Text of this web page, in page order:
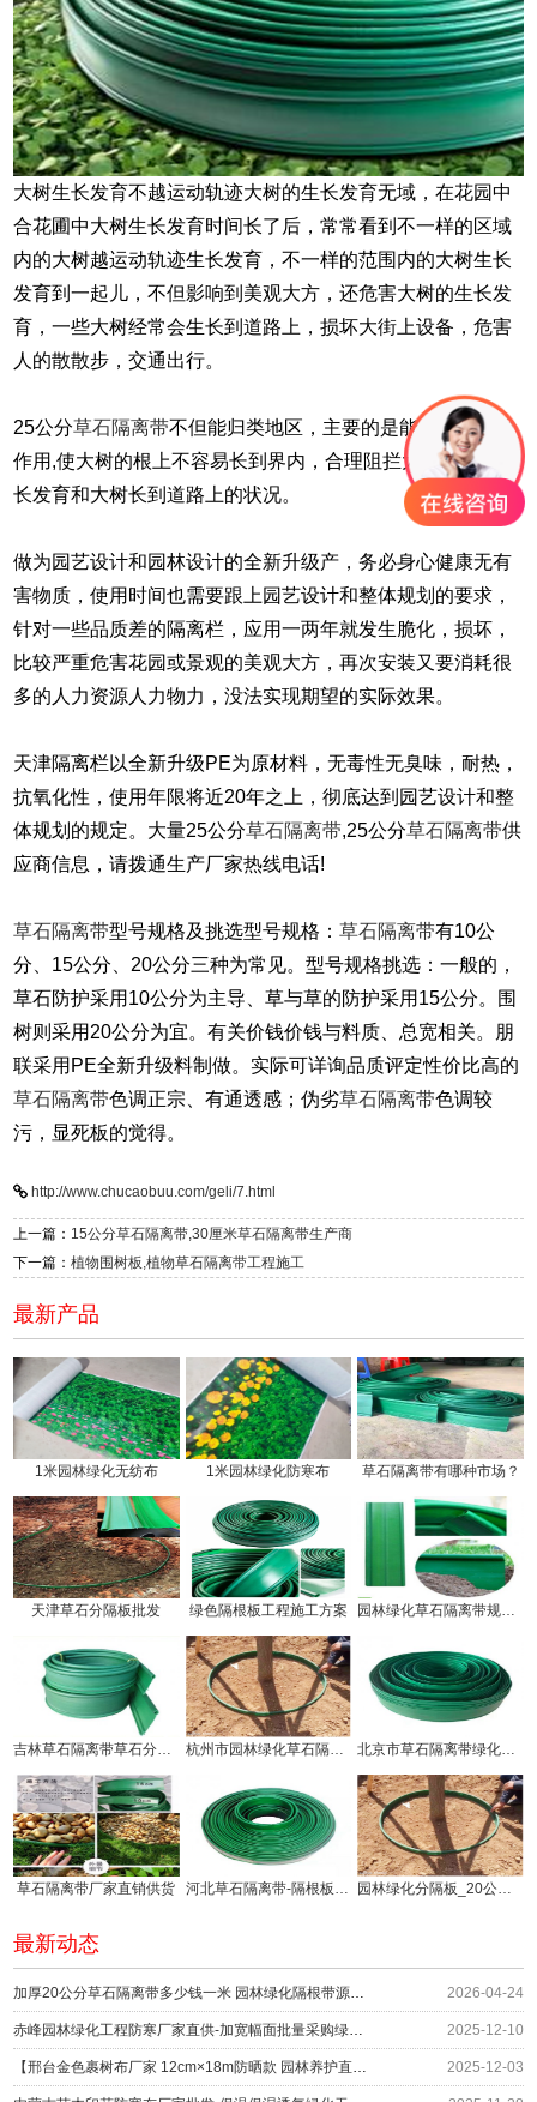
大树生长发育不越运动轨迹大树的生长发育无域，在花园中
合花圃中大树生长发育时间长了后，常常看到不一样的区域
内的大树越运动轨迹生长发育，不一样的范围内的大树生长
发育到一起儿，不但影响到美观大方，还危害大树的生长发
育，一些大树经常会生长到道路上，损坏大街上设备，危害
人的散散步，交通出行。
25公分草石隔离带不但能归类地区，主要的是能具有隔根的
作用,使大树的根上不容易长到界内，合理阻拦大树的紊乱生
长发育和大树长到道路上的状况。
做为园艺设计和园林设计的全新升级产，务必身心健康无有
害物质，使用时间也需要跟上园艺设计和整体规划的要求，
针对一些品质差的隔离栏，应用一两年就发生脆化，损坏，
比较严重危害花园或景观的美观大方，再次安装又要消耗很
多的人力资源人力物力，没法实现期望的实际效果。
天津隔离栏以全新升级PE为原材料，无毒性无臭味，耐热，
抗氧化性，使用年限将近20年之上，彻底达到园艺设计和整
体规划的规定。大量25公分草石隔离带,25公分草石隔离带供
应商信息，请拨通生产厂家热线电话!
草石隔离带型号规格及挑选型号规格：草石隔离带有10公
分、15公分、20公分三种为常见。型号规格挑选：一般的，
草石防护采用10公分为主导、草与草的防护采用15公分。围
树则采用20公分为宜。有关价钱价钱与料质、总宽相关。朋
联采用PE全新升级料制做。实际可详询品质评定性价比高的
草石隔离带色调正宗、有通透感；伪劣草石隔离带色调较
污，显死板的觉得。
http://www.chucaobuu.com/geli/7.html
上一篇： 15公分草石隔离带,30厘米草石隔离带生产商
下一篇：植物围树板,植物草石隔离带工程施工
最新产品
1米园林绿化无纺布 1米园林绿化防寒布 草石隔离带有哪种市场？
天津草石分隔板批发 绿色隔根板工程施工方案
杭州市园林绿化草石隔离带价钱!
草石隔离带厂家直销供货
最新动态
2026-04-24
2025-12-10
2025-12-03